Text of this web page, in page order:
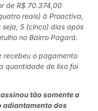
de R$ 70.374,00
reais) à Proactiva,
5 (cinco) dias após
no Bairro Pagará.
recebeu o pagamento
quantidade de lixo foi
tão somente a
adiantamento dos